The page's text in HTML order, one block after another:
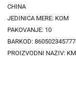
CHINA
JEDINICA MERE: KOM
PAKOVANJE: 10
BARKOD:
PROIZVODNI NAZIV: